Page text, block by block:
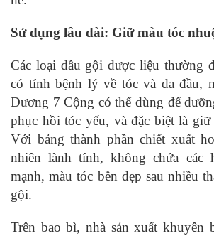
Sử dụng lâu dài: Giữ màu tóc
Các loại dầu gội dược liệu thường
có tính bệnh lý về tóc và da đầu,
Dương 7 Cộng có thể dùng để
phục hồi tóc yếu, và đặc biệt là
Với bảng thành phần chiết xuất
nhiên lành tính, không chứa các
mạnh, màu tóc bền đẹp sau nhiều
gội.
Trên bao bì, nhà sản xuất khuyên